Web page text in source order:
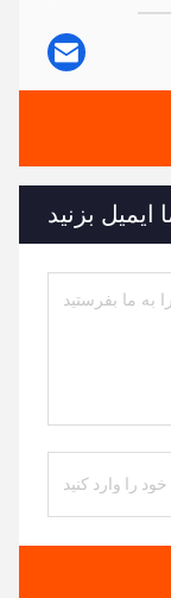
ایمیل بزنید